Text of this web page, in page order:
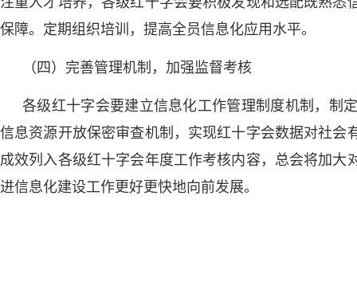
保障。定期组织培训，提高全员信息化应用水平。
（四）完善管理机制，加强监督考核
各级红十字会要建立信息化工作管理制度机制，制
信息资源开放保密审查机制，实现红十字会数据对社
成效列入各级红十字会年度工作考核内容，总会将加
进信息化建设工作更好更快地向前发展。